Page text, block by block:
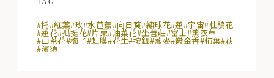
#托#紅葉#玫#水芭蕉#向日葵#繡球花#蓮#宇宙#杜鵑花
#蓮花#孤挺花#片栗#油菜花#坐善莊#富士#薰衣草
#山茶花#梅子#虹膜#花生#按鈕#蕎麥#鬱金香#柿葉#萩
#濱須